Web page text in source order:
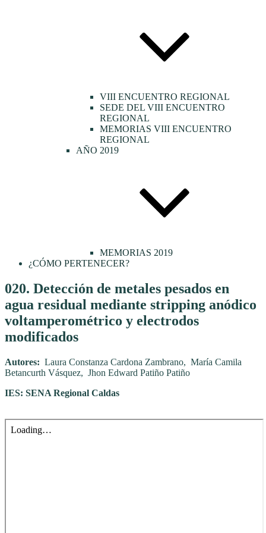
VIII ENCUENTRO REGIONAL
SEDE DEL VIII ENCUENTRO
REGIONAL
MEMORIAS VIII ENCUENTRO
REGIONAL
AÑO 2019
MEMORIAS 2019
¿CÓMO PERTENECER?
Publicado
el
020. Detección de metales pesados en
agua residual mediante stripping anódico
voltamperométrico y electrodos
modificados
Autores: Laura Constanza Cardona Zambrano, María Camila
Betancurth Vásquez, Jhon Edward Patiño Patiño
IES: SENA Regional Caldas